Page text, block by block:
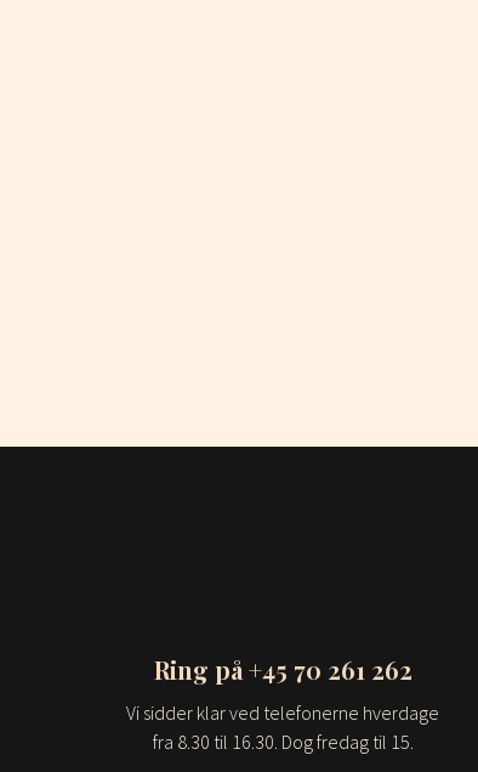
Ring på +45 70 261 262
Vi sidder klar ved telefonerne hverdage
fra 8.30 til 16.30. Dog fredag til 15.